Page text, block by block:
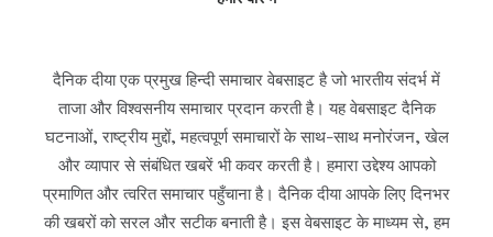
दैनिक दीया एक प्रमुख हिन्दी समाचार वेबसाइट है जो भारतीय संदर्भ में
ताजा और विश्वसनीय समाचार प्रदान करती है। यह वेबसाइट दैनिक
घटनाओं, राष्ट्रीय मुद्दों, महत्वपूर्ण समाचारों के साथ-साथ मनोरंजन, खेल
और व्यापार से संबंधित खबरें भी कवर करती है। हमारा उद्देश्य आपको
प्रमाणित और त्वरित समाचार पहुँचाना है। दैनिक दीया आपके लिए दिनभर
की खबरों को सरल और सटीक बनाती है। इस वेबसाइट के माध्यम से, हम